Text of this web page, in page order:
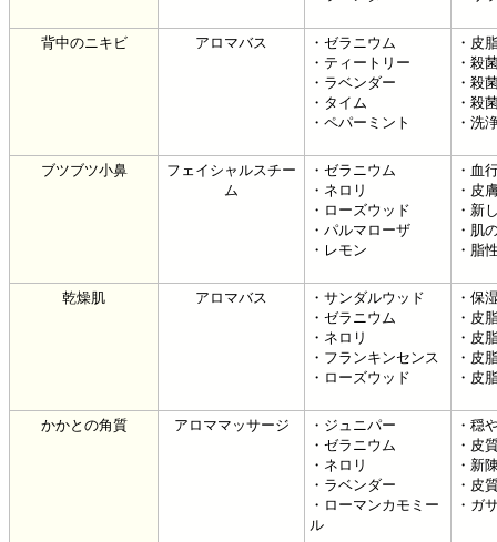
背中のニキビ アロマバス
・ゼラニウム
・ティートリー
・ラベンダー
・タイム
・ペパーミント
・皮
・殺
・殺
・殺
・洗
ブツブツ小鼻
フェイシャルスチー
ム
・ゼラニウム
・ネロリ
・ローズウッド
・パルマローザ
・レモン
・血
・皮
・新
・肌
・脂
乾燥肌 アロマバス
・サンダルウッド
・ゼラニウム
・ネロリ
・フランキンセンス
・ローズウッド
・保
・皮
・皮
・皮
・皮
かかとの角質 アロママッサージ
・ジュニパー
・ゼラニウム
・ネロリ
・ラベンダー
・ローマンカモミー
ル
・穏
・皮
・新
・皮
・ガ